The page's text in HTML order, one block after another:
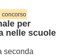
concorso
per
nelle scuole
seconda